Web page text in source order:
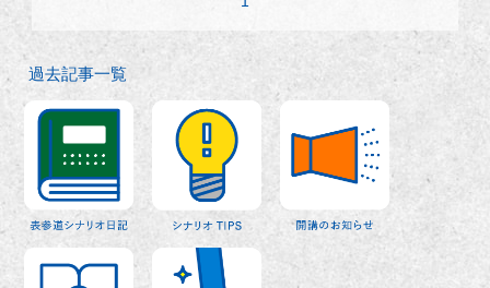
過去記事一覧